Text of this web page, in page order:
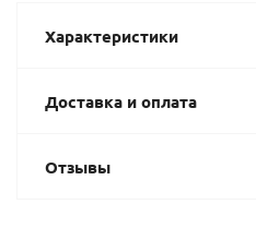
Характеристики
Доставка и оплата
Отзывы